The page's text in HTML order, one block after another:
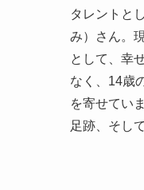
タレントと
み）さん。
として、幸
なく、14歳
を寄せてい
足跡、そし